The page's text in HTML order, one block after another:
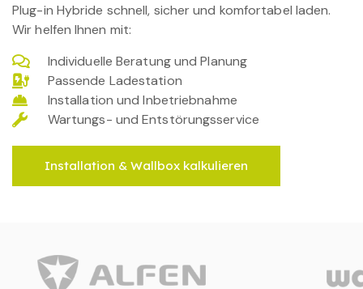
Plug-in Hybride schnell, sicher und komfortabel laden.
Wir helfen Ihnen mit:
Individuelle Beratung und Planung
Passende Ladestation
Installation und Inbetriebnahme
Wartungs- und Entstörungsservice
Installation & Wallbox kalkulieren